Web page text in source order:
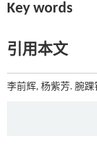
Key words
引用本文
李前辉, 杨紫芳. 腕